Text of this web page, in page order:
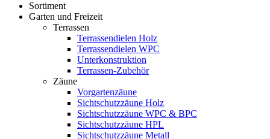
Sortiment
Garten und Freizeit
Terrassen
Terrassendielen Holz
Terrassendielen WPC
Unterkonstruktion
Terrassen-Zubehör
Zäune
Vorgartenzäune
Sichtschutzzäune Holz
Sichtschutzzäune WPC & BPC
Sichtschutzzäune HPL
Sichtschutzzäune Metall